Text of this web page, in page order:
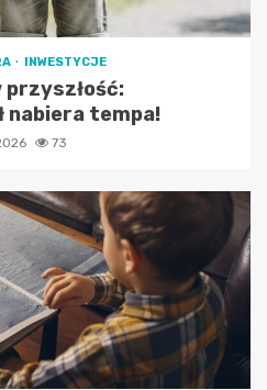
INWESTYCJE
nabiera tempa!
73